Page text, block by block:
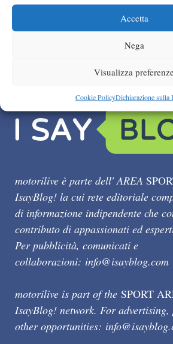
Accetta
Nega
Visualizza
Cookie PolicyDichiarazione sulla
Le caratteristiche del motore
motorilive è parte dell' AREA
IsayBlog! la cui rete editoriale
di informazione indipendente che
contributo di appassionati ed
Per pubblicità, comunicati e
collaborazioni: info@isayblog.com
motorilive is part of the SPORT
IsayBlog! network. For advertising,
other opportunities: